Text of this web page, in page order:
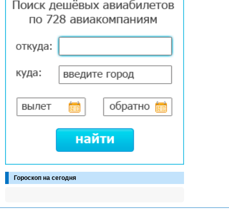
Гороскоп на сегодня